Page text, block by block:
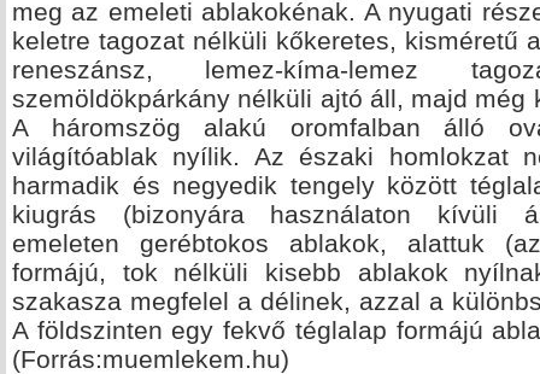
meg az emeleti ablakokénak. A nyugati
keletre tagozat nélküli kőkeretes, kisméretű
reneszánsz, lemez-kíma-lemez
szemöldökpárkány nélküli ajtó áll, majd még
A háromszög alakú oromfalban álló
világítóablak nyílik. Az északi homlokzat
harmadik és negyedik tengely között
kiugrás (bizonyára használaton kívüli
emeleten gerébtokos ablakok, alattuk
formájú, tok nélküli kisebb ablakok
szakasza megfelel a délinek, azzal a
A földszinten egy fekvő téglalap formájú
(Forrás:muemlekem.hu)